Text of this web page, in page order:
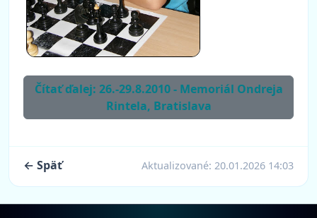
Čítať ďalej: 26.-29.8.2010 - Memoriál Ondreja
Rintela, Bratislava
← Späť Aktualizované: 20.01.2026 14:03